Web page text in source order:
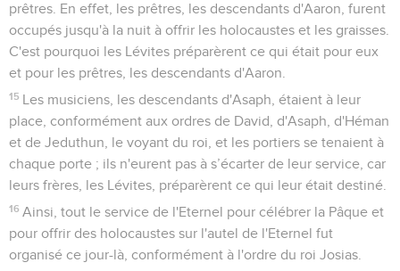
prêtres. En effet, les prêtres, les descendants d'Aaron, furent
occupés jusqu'à la nuit à offrir les holocaustes et les graisses.
C'est pourquoi les Lévites préparèrent ce qui était pour eux
et pour les prêtres, les descendants d'Aaron.
15 Les musiciens, les descendants d'Asaph, étaient à leur
place, conformément aux ordres de David, d'Asaph, d'Héman
et de Jeduthun, le voyant du roi, et les portiers se tenaient à
chaque porte ; ils n'eurent pas à s’écarter de leur service, car
leurs frères, les Lévites, préparèrent ce qui leur était destiné.
16 Ainsi, tout le service de l'Eternel pour célébrer la Pâque et
pour offrir des holocaustes sur l'autel de l'Eternel fut
organisé ce jour-là, conformément à l'ordre du roi Josias.